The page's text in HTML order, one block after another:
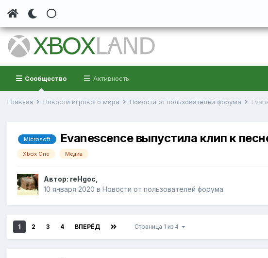
Сообщество Активность
Главная Новости игрового мира Новости от пользователей форума
Microsoft Evanescence выпустила клип к
Xbox One Медиа
Автор: reHgoc
10 января 2020 в Новости от пользователей форума
1 2 3 4 ВПЕРЁД Страница 1 из 4